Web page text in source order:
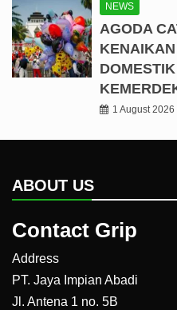
NEWS
AGODA
1 August 2026
ABOUT US
Contact Grip
Address
PT. Jaya Impian Abadi
Jl. Antena 1 no. 5B